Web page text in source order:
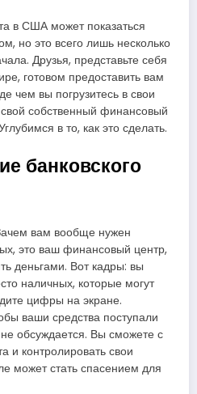
в США может показаться
но это всего лишь несколько
Друзья, представьте себя
готовом предоставить вам
чем вы погрузитесь в свои
собственный финансовый
в то, как это сделать.
банковского
вам вообще нужен
это ваш финансовый центр,
деньгами. Вот кадры: вы
наличных, которые могут
цифры на экране.
ваши средства поступали
обсуждается. Вы сможете с
и контролировать свои
может стать спасением для